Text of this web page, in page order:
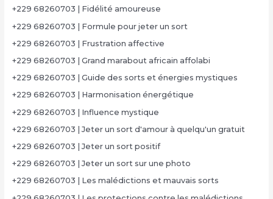
+229 68260703 | Fidélité amoureuse
+229 68260703 | Formule pour jeter un sort
+229 68260703 | Frustration affective
+229 68260703 | Grand marabout africain affolabi
+229 68260703 | Guide des sorts et énergies mystiques
+229 68260703 | Harmonisation énergétique
+229 68260703 | Influence mystique
+229 68260703 | Jeter un sort d'amour à quelqu'un gratuit
+229 68260703 | Jeter un sort positif
+229 68260703 | Jeter un sort sur une photo
+229 68260703 | Les malédictions et mauvais sorts